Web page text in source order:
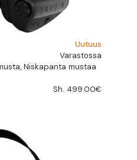
Uutuus
Varastossa
Niskapanta mustaa
Sh. 499.00€